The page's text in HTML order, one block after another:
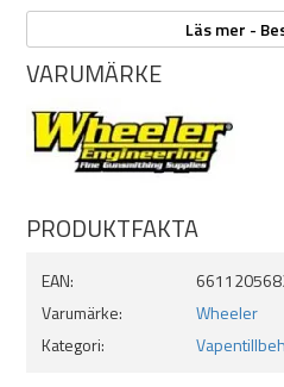
Läs mer -
VARUMÄRKE
PRODUKTFAKTA
EAN:
Varumärke:
Wheeler
Kategori: